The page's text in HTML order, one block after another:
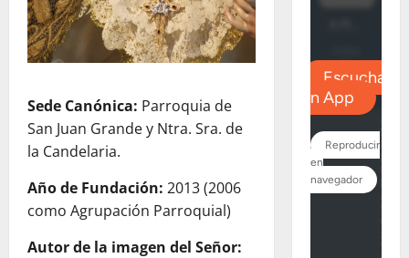
Sede Canónica: Parroquia de
San Juan Grande y Ntra. Sra. de
la Candelaria.
Año de Fundación: 2013 (2006
como Agrupación Parroquial)
Autor de la imagen del Señor: